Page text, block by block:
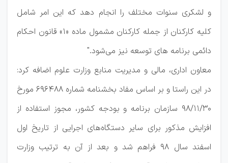
و لشکری سنوات مختلف را انجام دهد که این امر شامل
کلیه کارکنان از جمله کارکنان مشمول ماده «۱» قانون احکام
دائمی برنامه های توسعه نیز می‌شود."
معاون اداری، مالی و مدیریت منابع وزارت علوم اضافه کرد:
در این راستا و بر اساس مفاد بخشنامه شماره ۶۹۶۴۸۸ مورخ
۳۰/‏۱۱/‏۹۸‬ سازمان برنامه و بودجه کشور، مجوز استفاده از
افزایش مذکور برای سایر دستگاه‌های اجرایی از تاریخ اول
اسفند سال ۹۸ فراهم شد و بعد از آن به ترتیب وزارت